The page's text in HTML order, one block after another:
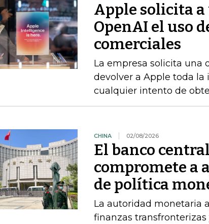
Apple solicita
OpenAI el uso
comerciales
La empresa solicita una
devolver a Apple toda
cualquier intento de
CHINA 02/08/2026
El banco
compromete a
de política
La autoridad monetaria
finanzas